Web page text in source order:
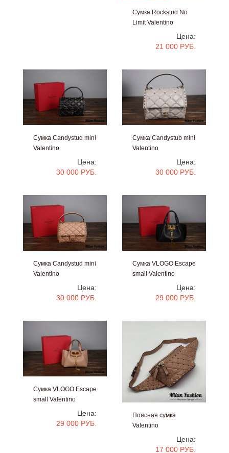
Сумка Rockstud No
Limit Valentino
Цена:
21 000 РУБ.
Сумка Candystud mini
Valentino
Цена:
30 000 РУБ.
Сумка Candystub mini
Valentino
Цена:
30 000 РУБ.
Сумка Candystud mini
Valentino
Цена:
30 000 РУБ.
Сумка VLOGO Escape
small Valentino
Цена:
29 000 РУБ.
Сумка VLOGO Escape
small Valentino
Цена:
29 000 РУБ.
Поясная сумка
Valentino
Цена:
17 000 РУБ.